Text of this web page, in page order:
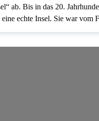
ab. Bis in das 20.
eine echte Insel. Sie war vom